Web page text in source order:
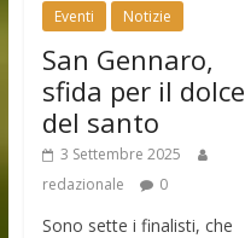
Eventi Notizie
San Gennaro,
sfida per il dolce
del santo
3 Settembre 2025
redazionale
0
Sono sette i finalisti, che